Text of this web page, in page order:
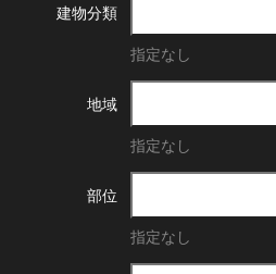
建物分類
指定なし
地域
指定なし
部位
指定なし